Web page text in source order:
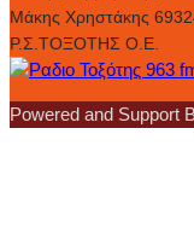
Μάκης Χρηστάκης
Ρ.Σ.ΤΟΞΟΤΗΣ Ο.Ε.
Powered and Support